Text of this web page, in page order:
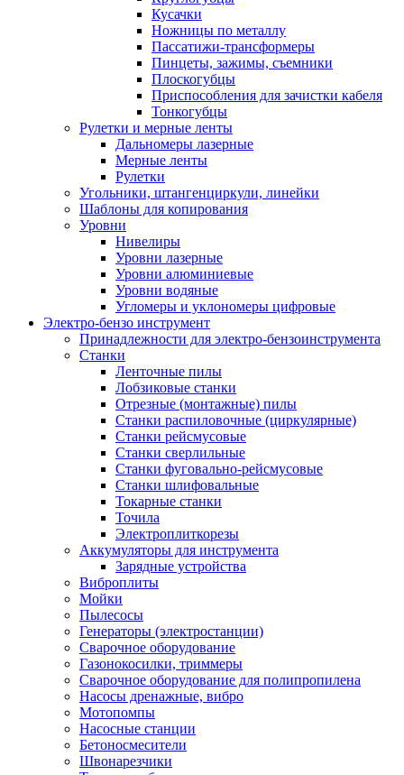
Кусачки
Ножницы по металлу
Пассатижи-трансформеры
Пинцеты, зажимы, съемники
Плоскогубцы
Приспособления для зачистки кабеля
Тонкогубцы
Рулетки и мерные ленты
Дальномеры лазерные
Мерные ленты
Рулетки
Угольники, штангенциркули, линейки
Шаблоны для копирования
Уровни
Нивелиры
Уровни лазерные
Уровни алюминиевые
Уровни водяные
Угломеры и уклономеры цифровые
Электро-бензо инструмент
Принадлежности для электро-бензоинструмента
Станки
Ленточные пилы
Лобзиковые станки
Отрезные (монтажные) пилы
Станки распиловочные (циркулярные)
Станки рейсмусовые
Станки сверлильные
Станки фуговально-рейсмусовые
Станки шлифовальные
Токарные станки
Точила
Электроплиткорезы
Аккумуляторы для инструмента
Зарядные устройства
Виброплиты
Мойки
Пылесосы
Генераторы (электростанции)
Сварочное оборудование
Газонокосилки, триммеры
Сварочное оборудование для полипропилена
Насосы дренажные, вибро
Мотопомпы
Насосные станции
Бетоносмесители
Швонарезчики